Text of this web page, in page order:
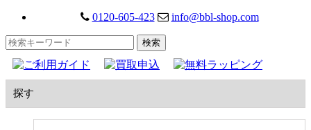
0120-605-423 info@bbl-shop.com
探す